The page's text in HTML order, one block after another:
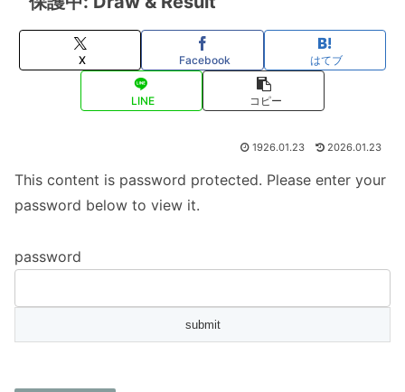
X Facebook はてブ
LINE コピー
1926.01.23 2026.01.23
This content is password protected. Please enter your
password below to view it.
password